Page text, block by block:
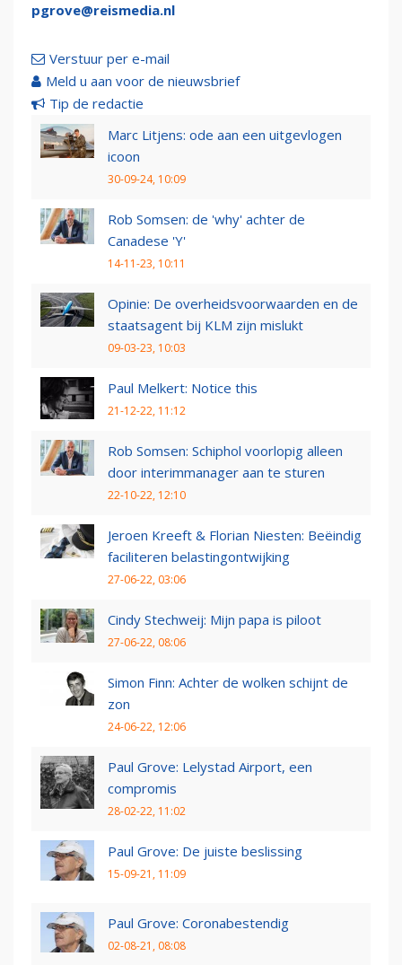
pgrove@reismedia.nl
Verstuur per e-mail
Meld u aan voor de nieuwsbrief
Tip de redactie
Marc Litjens: ode aan een uitgevlogen
icoon
30-09-24, 10:09
Rob Somsen: de 'why' achter de
Canadese 'Y'
14-11-23, 10:11
Opinie: De overheidsvoorwaarden en de
staatsagent bij KLM zijn mislukt
09-03-23, 10:03
Paul Melkert: Notice this
21-12-22, 11:12
Rob Somsen: Schiphol voorlopig alleen
door interimmanager aan te sturen
22-10-22, 12:10
Jeroen Kreeft & Florian Niesten: Beëindig
faciliteren belastingontwijking
27-06-22, 03:06
Cindy Stechweij: Mijn papa is piloot
27-06-22, 08:06
Simon Finn: Achter de wolken schijnt de
zon
24-06-22, 12:06
Paul Grove: Lelystad Airport, een
compromis
28-02-22, 11:02
Paul Grove: De juiste beslissing
15-09-21, 11:09
Paul Grove: Coronabestendig
02-08-21, 08:08